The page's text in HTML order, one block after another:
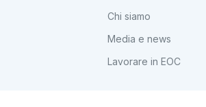
Chi siamo
Media e news
Lavorare in EOC